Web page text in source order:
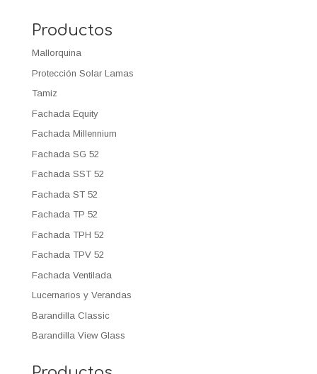
Productos
Mallorquina
Protección Solar Lamas
Tamiz
Fachada Equity
Fachada Millennium
Fachada SG 52
Fachada SST 52
Fachada ST 52
Fachada TP 52
Fachada TPH 52
Fachada TPV 52
Fachada Ventilada
Lucernarios y Verandas
Barandilla Classic
Barandilla View Glass